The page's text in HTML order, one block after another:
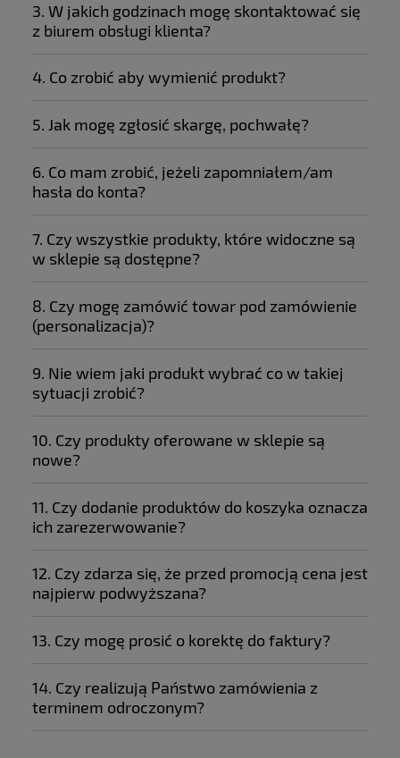
17 789 1804
info@sklep.zolta.pl
3. W jakich godzinach mogę skontaktować się
z biurem obsługi klienta?
4. Co zrobić aby wymienić produkt?
5. Jak mogę zgłosić skargę, pochwałę?
6. Co mam zrobić, jeżeli zapomniałem/am
hasła do konta?
7. Czy wszystkie produkty, które widoczne są
w sklepie są dostępne?
8. Czy mogę zamówić towar pod zamówienie
(personalizacja)?
9. Nie wiem jaki produkt wybrać co w takiej
sytuacji zrobić?
10. Czy produkty oferowane w sklepie są
nowe?
11. Czy dodanie produktów do koszyka oznacza
ich zarezerwowanie?
12. Czy zdarza się, że przed promocją cena jest
najpierw podwyższana?
13. Czy mogę prosić o korektę do faktury?
14. Czy realizują Państwo zamówienia z
terminem odroczonym?